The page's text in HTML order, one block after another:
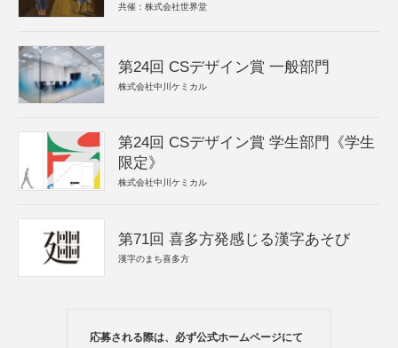
共催：株式会社世界堂
第24回 CSデザイン賞 一般部門
株式会社中川ケミカル
第24回 CSデザイン賞 学生部門《学生
限定》
株式会社中川ケミカル
第71回 喜多方発感じる漢字あそび
漢字のまち喜多方
応募される際は、必ず公式ホームページにて